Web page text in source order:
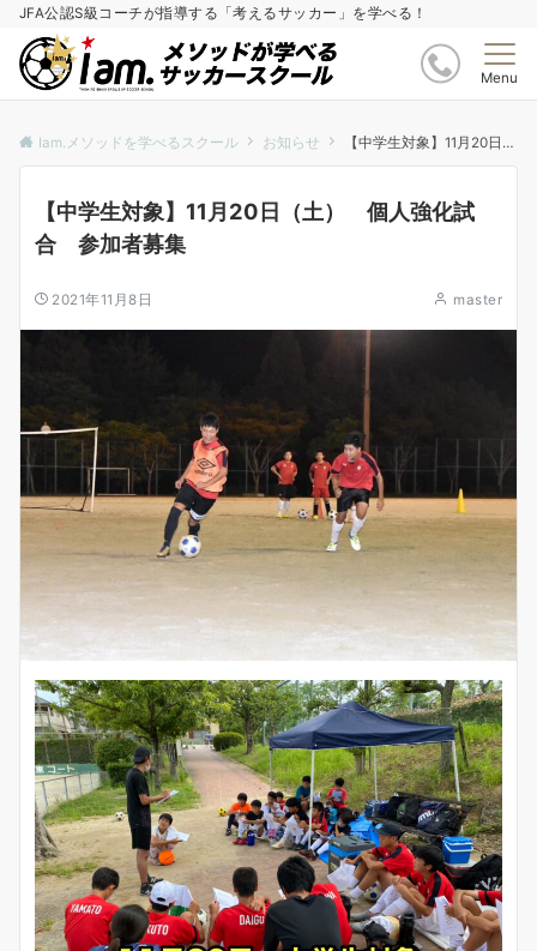
JFA公認S級コーチが指導する「考えるサッカー」を学べる！
Menu
Iam.メソッドを学べるスクール お知らせ 【中学生対象】11月20日（土） 個人強化試合 参加者募集
【中学生対象】11月20日（土） 個人強化試
合 参加者募集
2021年11月8日 master